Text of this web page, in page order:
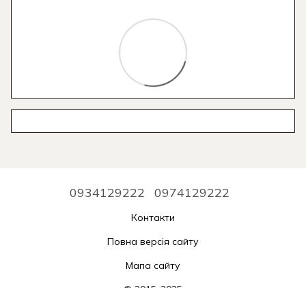
0934129222 0974129222
Контакти
Повна версія сайту
Мапа сайту